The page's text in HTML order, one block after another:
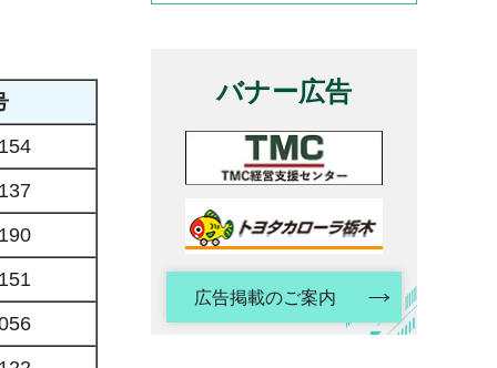
バナー広告
広告掲載のご案内